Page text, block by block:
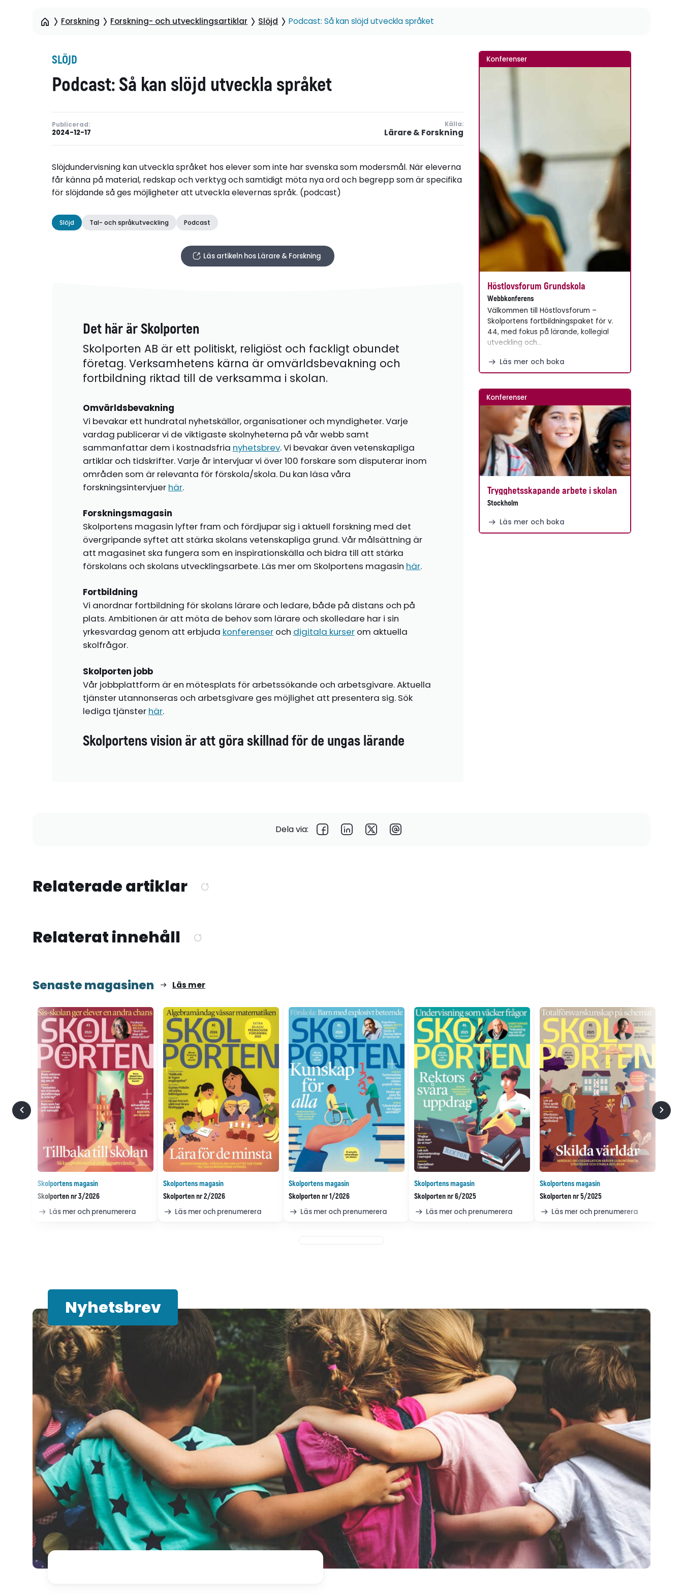
Forskning Forskning- och utvecklingsartiklar Slöjd Podcast: Så kan slöjd utveckla språket
SLÖJD
Podcast: Så kan slöjd utveckla språket
Publicerad:
2024-12-17
Källa:
Lärare & Forskning
Slöjdundervisning kan utveckla språket hos elever som inte har svenska som modersmål. När eleverna
får känna på material, redskap och verktyg och samtidigt möta nya ord och begrepp som är specifika
för slöjdande så ges möjligheter att utveckla elevernas språk. (podcast)
Slöjd Tal- och språkutveckling Podcast
Läs artikeln hos Lärare & Forskning
Det här är Skolporten
Skolporten AB är ett politiskt, religiöst och fackligt obundet
företag. Verksamhetens kärna är omvärldsbevakning och
fortbildning riktad till de verksamma i skolan.
Omvärldsbevakning
Vi bevakar ett hundratal nyhetskällor, organisationer och myndigheter. Varje
vardag publicerar vi de viktigaste skolnyheterna på vår webb samt
sammanfattar dem i kostnadsfria nyhetsbrev. Vi bevakar även vetenskapliga
artiklar och tidskrifter. Varje år intervjuar vi över 100 forskare som disputerar inom
områden som är relevanta för förskola/skola. Du kan läsa våra
forskningsintervjuer här.
Forskningsmagasin
Skolportens magasin lyfter fram och fördjupar sig i aktuell forskning med det
övergripande syftet att stärka skolans vetenskapliga grund. Vår målsättning är
att magasinet ska fungera som en inspirationskälla och bidra till att stärka
förskolans och skolans utvecklingsarbete. Läs mer om Skolportens magasin här.
Fortbildning
Vi anordnar fortbildning för skolans lärare och ledare, både på distans och på
plats. Ambitionen är att möta de behov som lärare och skolledare har i sin
yrkesvardag genom att erbjuda konferenseroch digitala kurserom aktuella
skolfrågor.
Skolporten jobb
Vår jobbplattform är en mötesplats för arbetssökande och arbetsgivare. Aktuella
tjänster utannonseras och arbetsgivare ges möjlighet att presentera sig. Sök
lediga tjänster här.
Skolportens vision är att göra skillnad för de ungas lärande
Konferenser
Höstlovsforum Grundskola
Webbkonferens
Välkommen till Höstlovsforum –
Skolportens fortbildningspaket för v.
44, med fokus på lärande, kollegial
utveckling och…
Läs mer och boka
Konferenser
Trygghetsskapande arbete i skolan
Stockholm
Läs mer och boka
Dela via:
Relaterade artiklar
Relaterat innehåll
Senaste magasinen Läs mer
Skolportens magasin
Skolporten nr 3/2026
Läs mer och prenumerera
Skolportens magasin
Skolporten nr 2/2026
Läs mer och prenumerera
Skolportens magasin
Skolporten nr 1/2026
Läs mer och prenumerera
Skolportens magasin
Skolporten nr 6/2025
Läs mer och prenumerera
Skolportens magasin
Skolporten nr 5/2025
Läs mer och prenumerera
Nyhetsbrev